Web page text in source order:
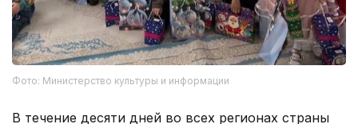
Фото: Министерство культуры и информации
В течение десяти дней во всех регионах страны